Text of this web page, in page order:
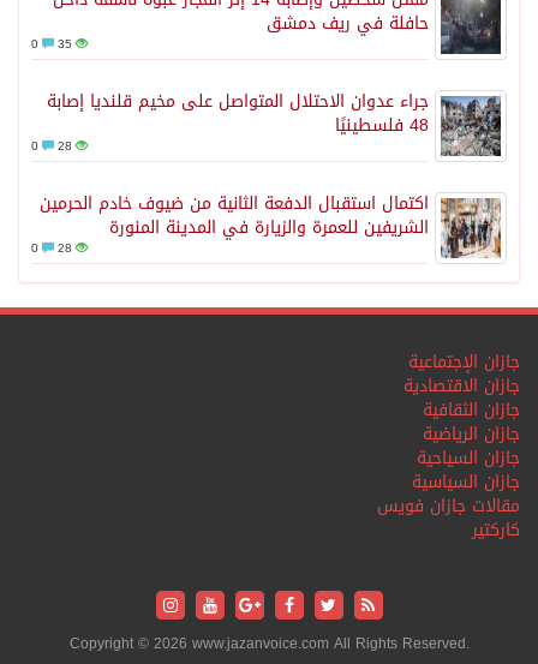
حافلة في ريف دمشق
35
جراء عدوان الاحتلال المتواصل على مخيم قلنديا إصابة
48 فلسطينيًا
28
اكتمال استقبال الدفعة الثانية من ضيوف خادم الحرمين
الشريفين للعمرة والزيارة في المدينة المنورة
28
جازان الإجتماعية
جازان الاقتصادية
جازان الثقافية
جازان الرياضية
جازان السياحية
جازان السياسية
مقالات جازان فويس
كاركتير
Copyright © 2026 www.jazanvoice.com All Rights Reserved.